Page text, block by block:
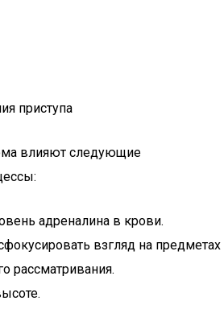
приступа
влияют следующие
адреналина в крови.
взгляд на предметах
рассматривания.